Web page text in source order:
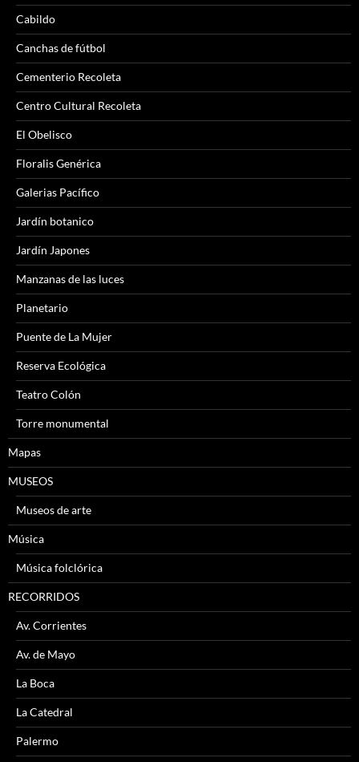
Cabildo
Canchas de fútbol
Cementerio Recoleta
Centro Cultural Recoleta
El Obelisco
Floralis Genérica
Galerias Pacífico
Jardín botanico
Jardín Japones
Manzanas de las luces
Planetario
Puente de La Mujer
Reserva Ecológica
Teatro Colón
Torre monumental
Mapas
MUSEOS
Museos de arte
Música
Música folclórica
RECORRIDOS
Av. Corrientes
Av. de Mayo
La Boca
La Catedral
Palermo